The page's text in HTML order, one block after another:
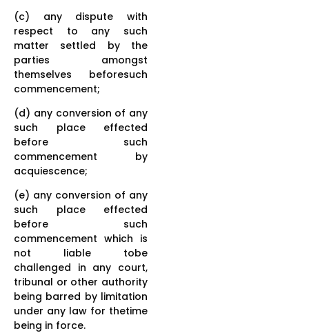
(c) any dispute with
respect to any such
matter settled by the
parties amongst
themselves beforesuch
commencement;
(d) any conversion of any
such place effected
before such
commencement by
acquiescence;
(e) any conversion of any
such place effected
before such
commencement which is
not liable tobe
challenged in any court,
tribunal or other authority
being barred by limitation
under any law for thetime
being in force.